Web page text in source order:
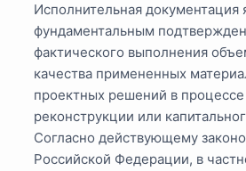
Исполнительная документация
фундаментальным
фактического выполнения
качества примененных
проектных решений в процессе
реконструкции или
Согласно действующему
Российской Федерации, в